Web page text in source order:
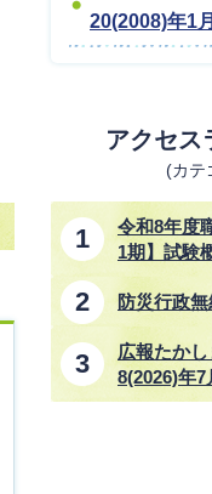
20(2008)年1
アクセス
(カテ
令和8年度
1期】試験
防災行政
広報たか
8(2026)年7